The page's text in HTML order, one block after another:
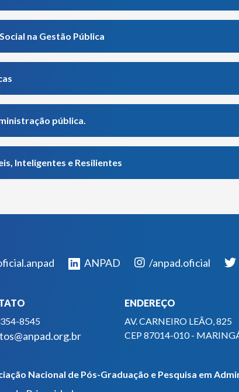
na Gestão Pública
pública.
Inteligentes e Resilientes
ANPAD /anpad.oficial
8545
ENDEREÇO
AV. CARNEIRO LEÃO, 825
CEP 87014-010 -
Nacional de Pós-Graduação e Pesquisa em